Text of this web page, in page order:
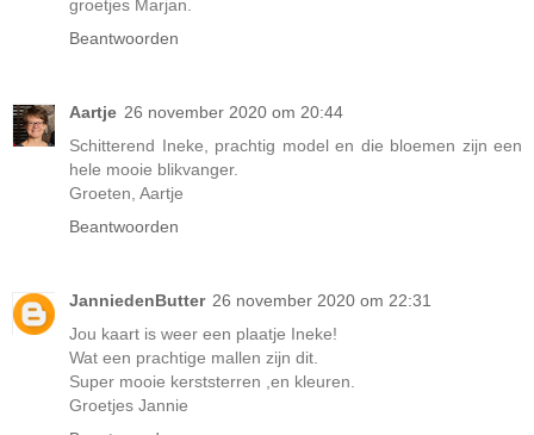
groetjes Marjan.
Beantwoorden
Aartje 26 november 2020 om 20:44
Schitterend Ineke, prachtig model en die bloemen zijn een
hele mooie blikvanger.
Groeten, Aartje
Beantwoorden
JanniedenButter 26 november 2020 om 22:31
Jou kaart is weer een plaatje Ineke!
Wat een prachtige mallen zijn dit.
Super mooie kerststerren ,en kleuren.
Groetjes Jannie